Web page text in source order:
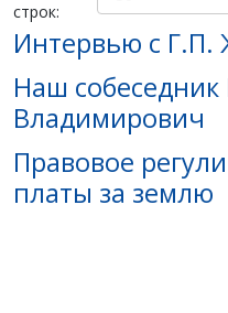
строк:
Интервью с Г.П.
Наш
Владимирович
Правовое
платы за землю